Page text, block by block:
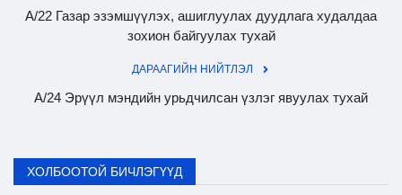
А/22 Газар эзэмшүүлэх, ашиглуулах дуудлага худалдаа
зохион байгуулах тухай
ДАРААГИЙН НИЙТЛЭЛ
А/24 Эрүүл мэндийн урьдчилсан үзлэг явуулах тухай
ХОЛБООТОЙ БИЧЛЭГҮҮД